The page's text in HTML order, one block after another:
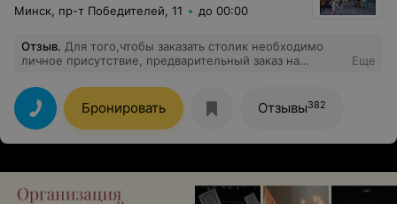
Минск, пр-т Победителей, 11 до 00:00
Отзыв. Для того,чтобы заказать столик необходимо
личное присутствие, предварительный заказ на
совсем другое) и частично внести предоплату.
Хотелось бы узнать насколько это законно.
Еще
Бронировать Отзывы382